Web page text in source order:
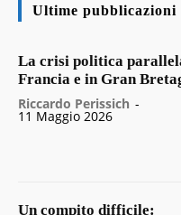
Ultime pubblicazioni
La crisi politica
Francia e in Gran
Riccardo Perissich -
11 Maggio 2026
Un compito difficile: